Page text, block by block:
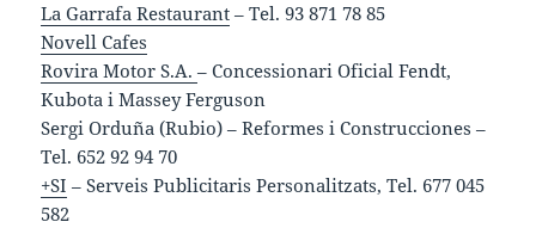
La Garrafa Restaurant – Tel. 93 871 78 85
Novell Cafes
Rovira Motor S.A.– Concessionari Oficial Fendt,
Kubota i Massey Ferguson
Sergi Orduña (Rubio) – Reformes i Construcciones –
Tel. 652 92 94 70
+SI – Serveis Publicitaris Personalitzats, Tel. 677 045
582